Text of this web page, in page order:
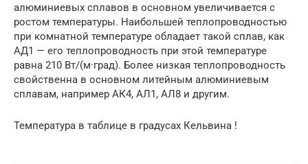
алюминиевых сплавов в основном увеличивается с
ростом температуры. Наибольшей теплопроводностью
при комнатной температуре обладает такой сплав, как
АД1 — его теплопроводность при этой температуре
равна 210 Вт/(м·град). Более низкая теплопроводность
свойственна в основном литейным алюминиевым
сплавам, например АК4, АЛ1, АЛ8 и другим.
Температура в таблице в градусах Кельвина !